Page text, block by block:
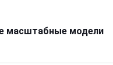
масштабные модели